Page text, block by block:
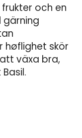
och en
gärning
høflighet skör
växa bra,